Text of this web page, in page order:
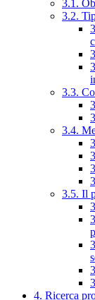
3.1.
3.2.
3.3.
3.4.
3.5. Il
4. Ricerca